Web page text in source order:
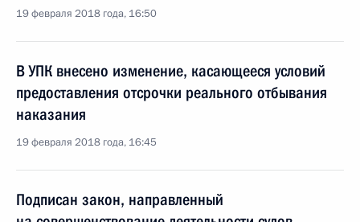
19 февраля 2018 года, 16:50
В УПК внесено изменение, касающееся условий
предоставления отсрочки реального отбывания
наказания
19 февраля 2018 года, 16:45
Подписан закон, направленный